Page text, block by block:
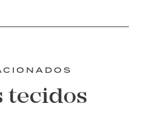
tecidos